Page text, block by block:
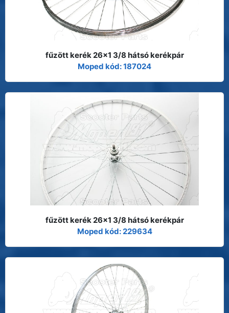
fűzött kerék 26x1 3/8 hátsó kerékpár
Moped kód: 187024
fűzött kerék 26x1 3/8 hátsó kerékpár
Moped kód: 229634